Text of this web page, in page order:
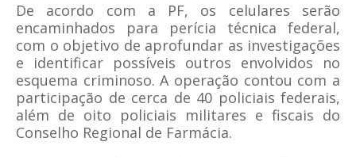
De acordo com a PF, os celulares serão
encaminhados para perícia técnica federal,
com o objetivo de aprofundar as investigações
e identificar possíveis outros envolvidos no
esquema criminoso. A operação contou com a
participação de cerca de 40 policiais federais,
além de oito policiais militares e fiscais do
Conselho Regional de Farmácia.